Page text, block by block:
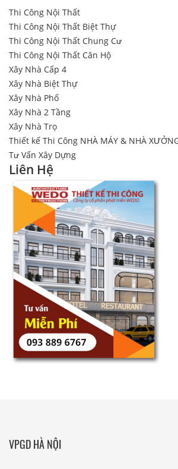
Thi Công Nội Thất
Thi Công Nội Thất Biệt Thự
Thi Công Nội Thất Chung Cư
Thi Công Nội Thất Căn Hộ
Xây Nhà Cấp 4
Xây Nhà Biệt Thự
Xây Nhà Phố
Xây Nhà 2 Tầng
Xây Nhà Trọ
Thiết kế Thi Công NHÀ MÁY & NHÀ
Tư Vấn Xây Dựng
Liên Hệ
VPGD HÀ NỘI